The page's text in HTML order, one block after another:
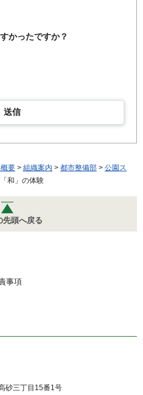
かったですか？
送信
要 > 組織案内 > 都市整備部 > 公園ス
和」の体験
先頭へ戻る
事項
砂三丁目15番1号